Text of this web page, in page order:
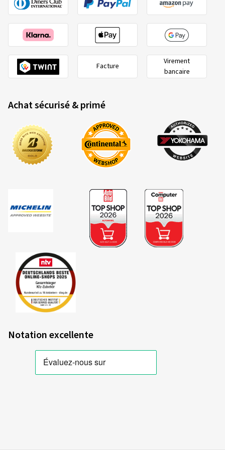
Facture
Virement
bancaire
Achat sécurisé & primé
Notation excellente